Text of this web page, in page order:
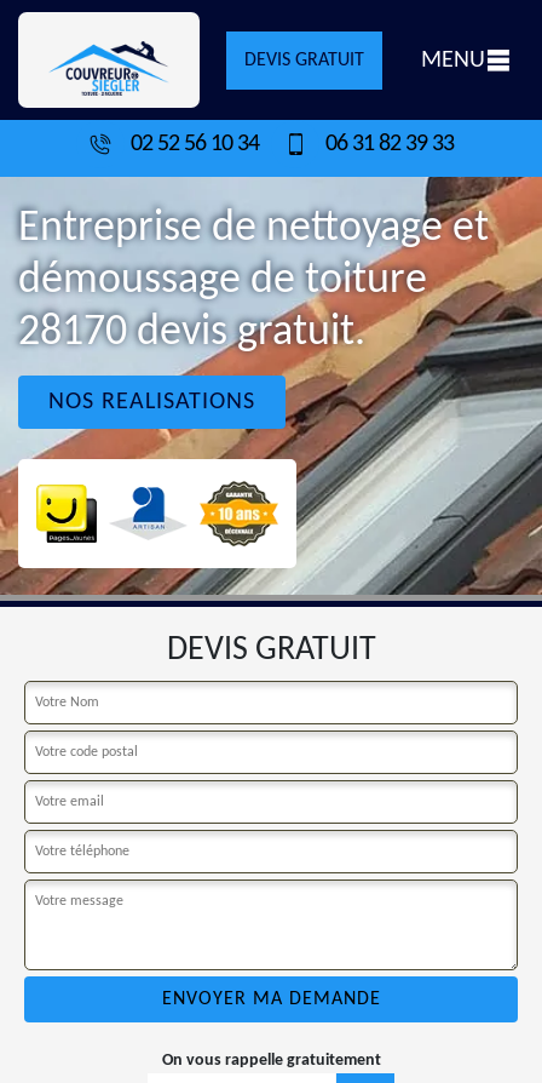
DEVIS GRATUIT MENU
02 52 56 10 34 06 31 82 39 33
Entreprise de nettoyage et
démoussage de toiture
28170 devis gratuit.
NOS REALISATIONS
DEVIS GRATUIT
On vous rappelle gratuitement